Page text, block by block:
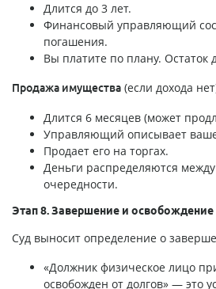
Длится до 3 лет.
Финансовый управляющий
погашения.
Вы платите по плану. Остаток
Продажа имущества (если дохода
Длится 6 месяцев (может
Управляющий описывает
Продает его на торгах.
Деньги распределяются
очередности.
Этап 8. Завершение и освобождение
Суд выносит определение о
«Должник физическое лицо
освобожден от долгов» — это